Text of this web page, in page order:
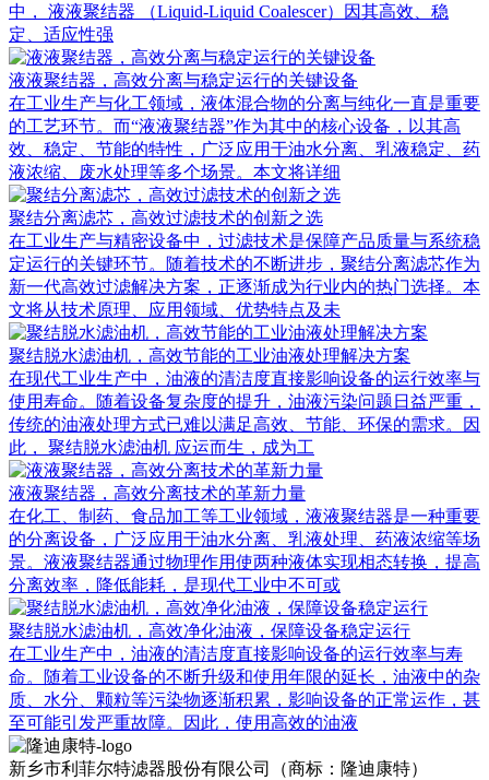
中， 液液聚结器 （Liquid-Liquid Coalescer）因其高效、稳
定、适应性强
液液聚结器，高效分离与稳定运行的关键设备
在工业生产与化工领域，液体混合物的分离与纯化一直是重要
的工艺环节。而“液液聚结器”作为其中的核心设备，以其高
效、稳定、节能的特性，广泛应用于油水分离、乳液稳定、药
液浓缩、废水处理等多个场景。本文将详细
聚结分离滤芯，高效过滤技术的创新之选
在工业生产与精密设备中，过滤技术是保障产品质量与系统稳
定运行的关键环节。随着技术的不断进步，聚结分离滤芯作为
新一代高效过滤解决方案，正逐渐成为行业内的热门选择。本
文将从技术原理、应用领域、优势特点及未
聚结脱水滤油机，高效节能的工业油液处理解决方案
在现代工业生产中，油液的清洁度直接影响设备的运行效率与
使用寿命。随着设备复杂度的提升，油液污染问题日益严重，
传统的油液处理方式已难以满足高效、节能、环保的需求。因
此， 聚结脱水滤油机 应运而生，成为工
液液聚结器，高效分离技术的革新力量
在化工、制药、食品加工等工业领域，液液聚结器是一种重要
的分离设备，广泛应用于油水分离、乳液处理、药液浓缩等场
景。液液聚结器通过物理作用使两种液体实现相态转换，提高
分离效率，降低能耗，是现代工业中不可或
聚结脱水滤油机，高效净化油液，保障设备稳定运行
在工业生产中，油液的清洁度直接影响设备的运行效率与寿
命。随着工业设备的不断升级和使用年限的延长，油液中的杂
质、水分、颗粒等污染物逐渐积累，影响设备的正常运作，甚
至可能引发严重故障。因此，使用高效的油液
新乡市利菲尔特滤器股份有限公司（商标：隆迪康特）